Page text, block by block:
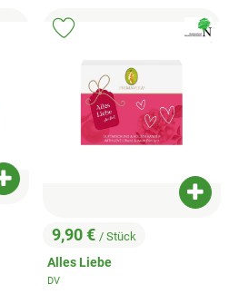
Produkt zum Warenkorb hinzufügen
, Preis:
9,90 € / Stück
Alles Liebe
, Herkunft:
DV
, Verband:
Produkt zu Favouriten hinzufügen